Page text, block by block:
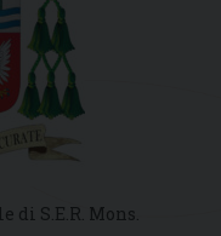
S.E.R. Mons.